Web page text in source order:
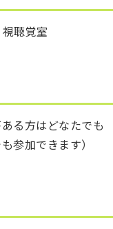
聴覚室
る方はどなたでも
参加できます）